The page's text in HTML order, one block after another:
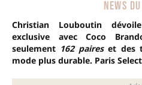
NEWS
Christian Louboutin
exclusive avec Coco
seulement 162 paireset des
mode plus durable. Paris